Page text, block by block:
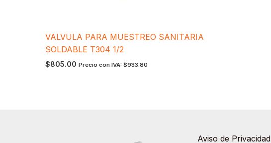
VALVULA PARA MUESTREO SANITARIA
SOLDABLE T304 1/2
$805.00 Precio con IVA:$933.80
Aviso de Privacidad